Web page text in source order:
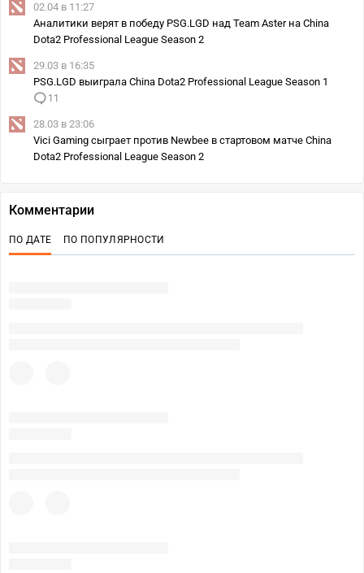
02.04 в 11:27
Аналитики верят в победу PSG.LGD над Team Aster на China
Dota2 Professional League Season 2
29.03 в 16:35
PSG.LGD выиграла China Dota2 Professional League Season 1
11
28.03 в 23:06
Vici Gaming сыграет против Newbee в стартовом матче China
Dota2 Professional League Season 2
Комментарии
ПО ДАТЕ ПО ПОПУЛЯРНОСТИ